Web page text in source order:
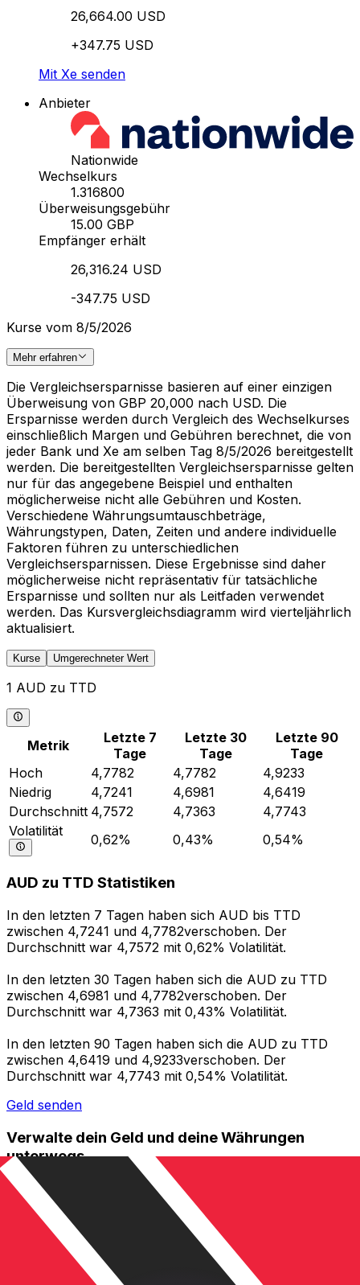
26,664.00 USD
+347.75 USD
Mit Xe senden
Anbieter
Nationwide
Wechselkurs
1.316800
Überweisungsgebühr
15.00 GBP
Empfänger erhält
26,316.24 USD
-347.75 USD
Kurse vom 8/5/2026
Mehr erfahren
Die Vergleichsersparnisse basieren auf einer einzigen
Überweisung von GBP 20,000 nach USD. Die
Ersparnisse werden durch Vergleich des Wechselkurses
einschließlich Margen und Gebühren berechnet, die von
jeder Bank und Xe am selben Tag 8/5/2026 bereitgestellt
werden. Die bereitgestellten Vergleichsersparnisse gelten
nur für das angegebene Beispiel und enthalten
möglicherweise nicht alle Gebühren und Kosten.
Verschiedene Währungsumtauschbeträge,
Währungstypen, Daten, Zeiten und andere individuelle
Faktoren führen zu unterschiedlichen
Vergleichsersparnissen. Diese Ergebnisse sind daher
möglicherweise nicht repräsentativ für tatsächliche
Ersparnisse und sollten nur als Leitfaden verwendet
werden. Das Kursvergleichsdiagramm wird vierteljährlich
aktualisiert.
Kurse Umgerechneter Wert
1 AUD zu TTD
Metrik
Letzte 7
Tage
Letzte 30
Tage
Letzte 90
Tage
Hoch
4,7782 4,7782
4,9233
Niedrig
4,7241 4,6981
4,6419
Durchschnitt 4,7572 4,7363
4,7743
Volatilität
0,62% 0,43% 0,54%
AUD zu TTD Statistiken
In den letzten 7 Tagen haben sich AUD bis TTD
zwischen 4,7241 und 4,7782verschoben. Der
Durchschnitt war 4,7572 mit 0,62% Volatilität.
In den letzten 30 Tagen haben sich die AUD zu TTD
zwischen 4,6981 und 4,7782verschoben. Der
Durchschnitt war 4,7363 mit 0,43% Volatilität.
In den letzten 90 Tagen haben sich die AUD zu TTD
zwischen 4,6419 und 4,9233verschoben. Der
Durchschnitt war 4,7743 mit 0,54% Volatilität.
Geld senden
Verwalte dein Geld und deine Währungen
unterwegs.
Die Xe-App bietet alles, was du für globale Geldtransfers
und Währungsmanagement benötigst. Währungen
umrechnen, Kursbenachrichtigungen einrichten und
Geld ins Ausland überweisen, ohne versteckte
Gebühren. Heute herunterladen!